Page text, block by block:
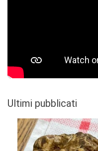
Ultimi pubblicati